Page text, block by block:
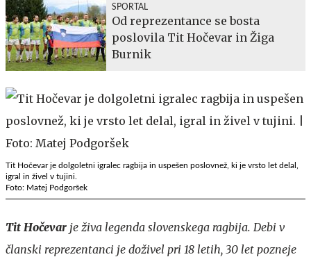
SPORTAL
Od reprezentance se bosta
poslovila Tit Hočevar in Žiga
Burnik
Tit Hočevar je dolgoletni igralec ragbija in uspešen poslovnež, ki je vrsto let delal,
igral in živel v tujini.
Foto: Matej Podgoršek
Tit Hočevar je živa legenda slovenskega ragbija. Debi v
članski reprezentanci je doživel pri 18 letih, 30 let pozneje